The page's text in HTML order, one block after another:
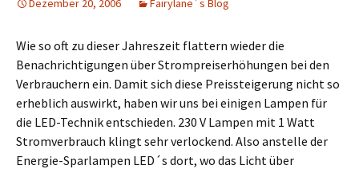
Dezember 20, 2006 Fairylane´s Blog
Wie so oft zu dieser Jahreszeit flattern wieder die
Benachrichtigungen über Strompreiserhöhungen bei den
Verbrauchern ein. Damit sich diese Preissteigerung nicht so
erheblich auswirkt, haben wir uns bei einigen Lampen für
die LED-Technik entschieden. 230 V Lampen mit 1 Watt
Stromverbrauch klingt sehr verlockend. Also anstelle der
Energie-Sparlampen LED´s dort, wo das Licht über